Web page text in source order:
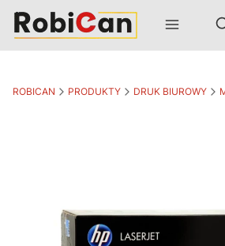
Menu
ROBICAN PRODUKTY DRUK BIUROWY